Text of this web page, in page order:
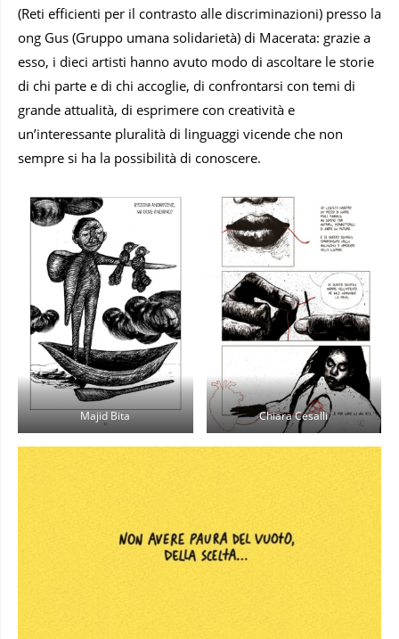
(Reti efficienti per il contrasto alle discriminazioni) presso la
ong Gus (Gruppo umana solidarietà) di Macerata: grazie a
esso, i dieci artisti hanno avuto modo di ascoltare le storie
di chi parte e di chi accoglie, di confrontarsi con temi di
grande attualità, di esprimere con creatività e
un’interessante pluralità di linguaggi vicende che non
sempre si ha la possibilità di conoscere.
Majid Bita Chiara Cesalli